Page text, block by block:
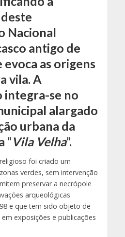
Nacional
antigo de
evoca as origens
vila. A
integra-se no
alargado
urbana da
“Vila Velha”.
foi criado um
verdes, sem intervenção
preservar a necrópole
arqueológicas
e que tem sido objeto de
exposições e publicações